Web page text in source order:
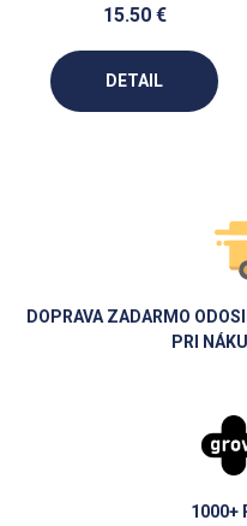
15.50 €
DETAIL
DOPRAVA ZADARMO
PRI
1000+